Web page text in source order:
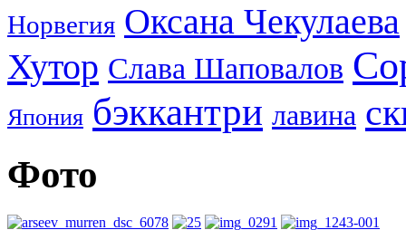
Норвегия Оксана Чекулаева
Хутор Слава Шаповалов
Япония бэккантри лавина
Фото